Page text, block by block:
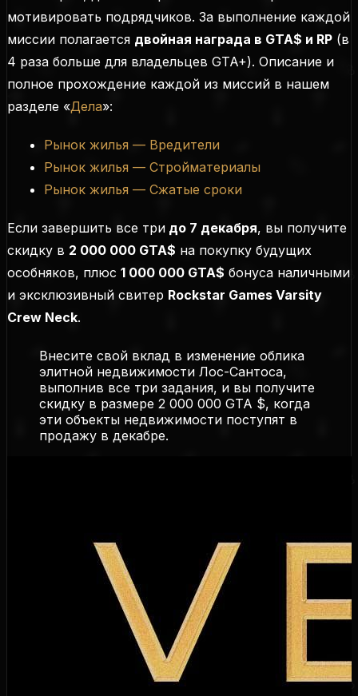
мотивировать подрядчиков. За выполнение каждой
миссии полагается двойная награда в GTA$ и RP (в
4 раза больше для владельцев GTA+). Описание и
полное прохождение каждой из миссий в нашем
разделе «Дела»:
Рынок жилья — Вредители
Рынок жилья — Стройматериалы
Рынок жилья — Сжатые сроки
Если завершить все три до 7 декабря, вы получите
скидку в 2 000 000 GTA$ на покупку будущих
особняков, плюс 1 000 000 GTA$ бонуса наличными
и эксклюзивный свитер Rockstar Games Varsity
Crew Neck.
Внесите свой вклад в изменение облика
элитной недвижимости Лос-Сантоса,
выполнив все три задания, и вы получите
скидку в размере 2 000 000 GTA $, когда
эти объекты недвижимости поступят в
продажу в декабре.